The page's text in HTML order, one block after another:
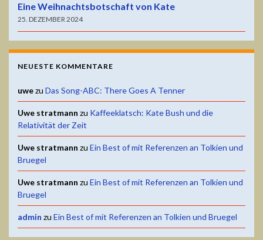
Eine Weihnachtsbotschaft von Kate
25. DEZEMBER 2024
NEUESTE KOMMENTARE
uwezu Das Song-ABC: There Goes A Tenner
Uwe stratmann zu Kaffeeklatsch: Kate Bush und die
Relativität der Zeit
Uwe stratmann zu Ein Best of mit Referenzen an Tolkien und
Bruegel
Uwe stratmann zu Ein Best of mit Referenzen an Tolkien und
Bruegel
admin zu Ein Best of mit Referenzen an Tolkien und Bruegel